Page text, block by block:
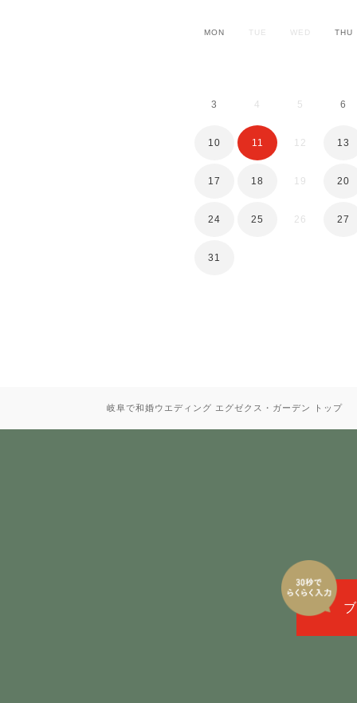
MON TUE WED THU
3 4 5 6
10 11 12 13
17 18 19 20
24 25 26 27
31
岐阜で和婚ウエディング エグゼクス・ガーデン トップ